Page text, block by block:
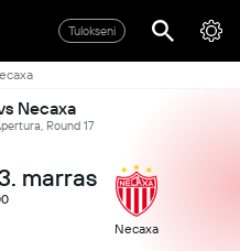
Tulokseni
Necaxa
Round 17
marras
Necaxa